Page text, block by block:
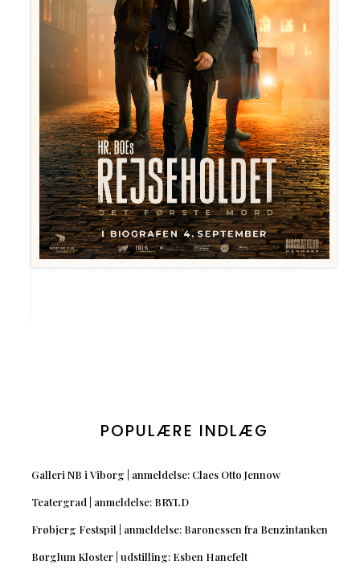
POPULÆRE INDLÆG
Galleri NB i Viborg | anmeldelse: Claes Otto Jennow
Teatergrad | anmeldelse: BRYLD
Frøbjerg Festspil | anmeldelse: Baronessen fra Benzintanken
Børglum Kloster | udstilling: Esben Hanefelt